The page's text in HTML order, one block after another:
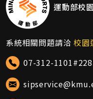
運動部校
系統相關問題請洽校園
07-312-